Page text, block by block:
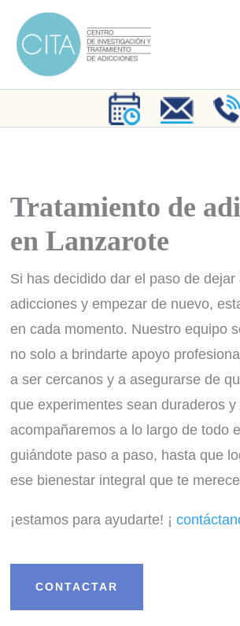
contenido
Tratamiento de
en Lanzarote
Si has decidido dar el paso de dejar
adicciones y empezar de nuevo,
en cada momento. Nuestro equipo
no solo a brindarte apoyo
a ser cercanos y a asegurarse de
que experimentes sean duraderos y
acompañaremos a lo largo de todo
guiándote paso a paso, hasta que
ese bienestar integral que te
¡estamos para ayudarte! ¡
CONTACTAR